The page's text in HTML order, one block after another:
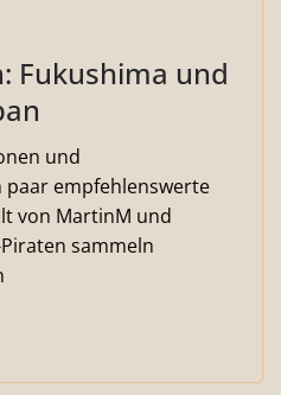
Fukushima und
und
paar empfehlenswerte
von MartinM und
sammeln